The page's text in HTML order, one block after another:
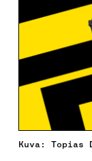
Kuva: Topias